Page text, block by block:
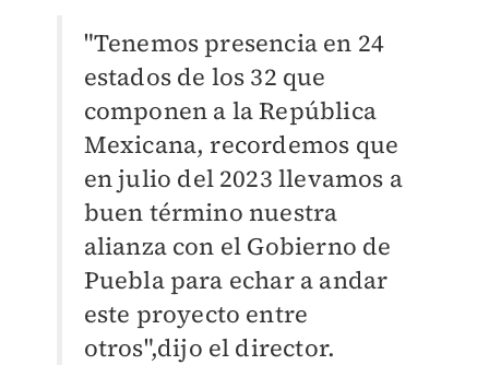
"Tenemos presencia en 24
estados de los 32 que
componen a la República
Mexicana, recordemos que
en julio del 2023 llevamos a
buen término nuestra
alianza con el Gobierno de
Puebla para echar a andar
este proyecto entre
otros",dijo el director.